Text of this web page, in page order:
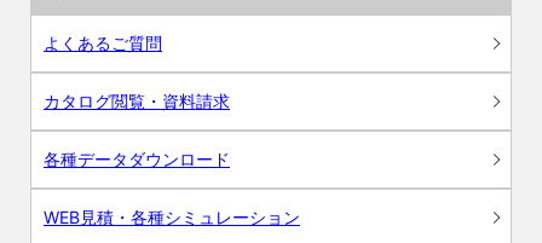
よくあるご質問
カタログ閲覧・資料請求
各種データダウンロード
WEB見積・各種シミュレーション